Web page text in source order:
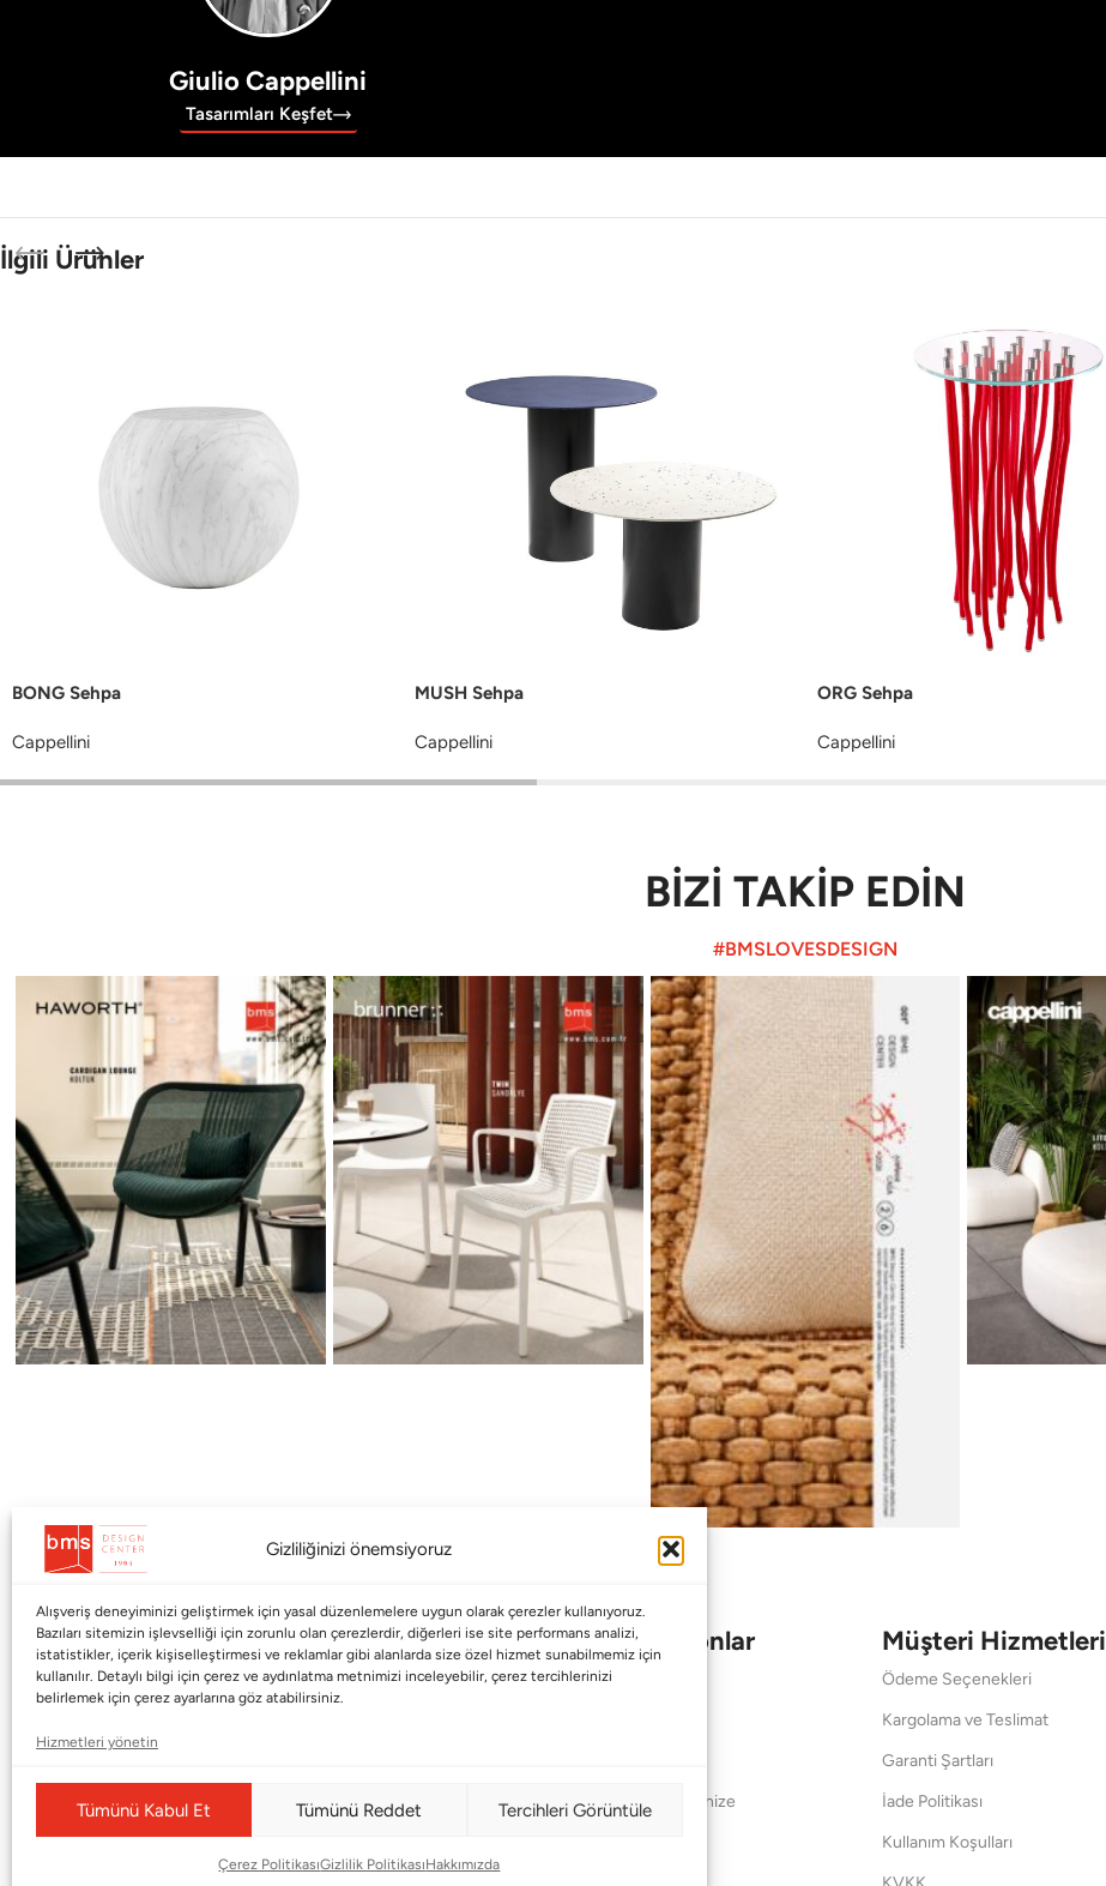
Gizliliğinizi önemsiyoruz
Alışveriş deneyiminizi geliştirmek için yasal düzenlemelere uygun olarak çerezler kullanıyoruz.
Bazıları sitemizin işlevselliği için zorunlu olan çerezlerdir, diğerleri ise site performans analizi,
istatistikler, içerik kişiselleştirmesi ve reklamlar gibi alanlarda size özel hizmet sunabilmemiz için
kullanılır. Detaylı bilgi için çerez ve aydınlatma metnimizi inceleyebilir, çerez tercihlerinizi
belirlemek için çerez ayarlarına göz atabilirsiniz.
Hizmetleri yönetin
Tümünü Kabul Et Tümünü Reddet Tercihleri Görüntüle
Çerez PolitikasıGizlilik PolitikasıHakkımızda
Giulio Cappellini
Tasarımları Keşfet
İlgili Ürünler
BONG Sehpa
Cappellini
MUSH Sehpa
Cappellini
ORG Sehpa
Cappellini
BİZİ TAKİP EDİN
#BMSLOVESDESIGN
Kurumsal
Shop
Blog
Markalar
Haworth
Baccarat
Koleksiyonlar
Babalar Günü
Saraylardan Evinize
Müşteri Hizmetleri
Ödeme Seçenekleri
Kargolama ve Teslimat
Garanti Şartları
İade Politikası
Kullanım Koşulları